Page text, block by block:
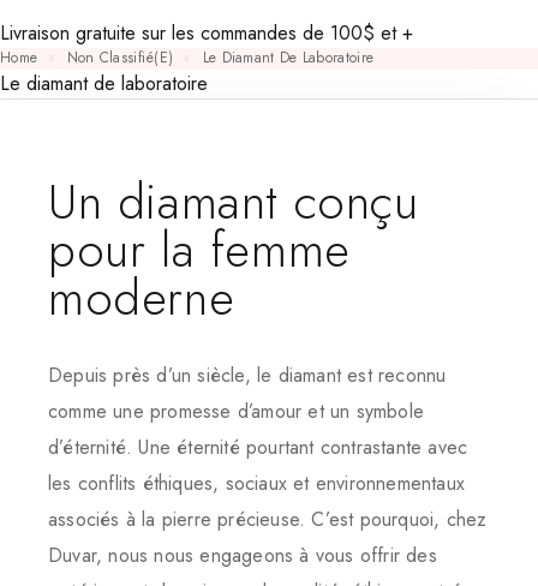
Livraison gratuite sur les commandes de 100$ et +
Home Non Classifié(e) Le Diamant De Laboratoire
Le diamant de laboratoire
Un diamant conçu
pour la femme
moderne
Depuis près d’un siècle, le diamant est reconnu
comme une promesse d’amour et un symbole
d’éternité. Une éternité pourtant contrastante avec
les conflits éthiques, sociaux et environnementaux
associés à la pierre précieuse. C’est pourquoi, chez
Duvar, nous nous engageons à vous offrir des